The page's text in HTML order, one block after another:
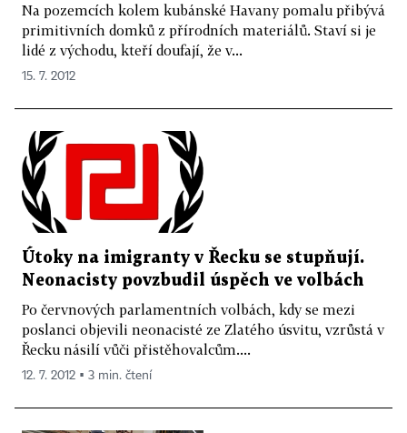
Na pozemcích kolem kubánské Havany pomalu přibývá
primitivních domků z přírodních materiálů. Staví si je
lidé z východu, kteří doufají, že v...
15. 7. 2012
Útoky na imigranty v Řecku se stupňují.
Neonacisty povzbudil úspěch ve volbách
Po červnových parlamentních volbách, kdy se mezi
poslanci objevili neonacisté ze Zlatého úsvitu, vzrůstá v
Řecku násilí vůči přistěhovalcům....
12. 7. 2012 ▪ 3 min. čtení